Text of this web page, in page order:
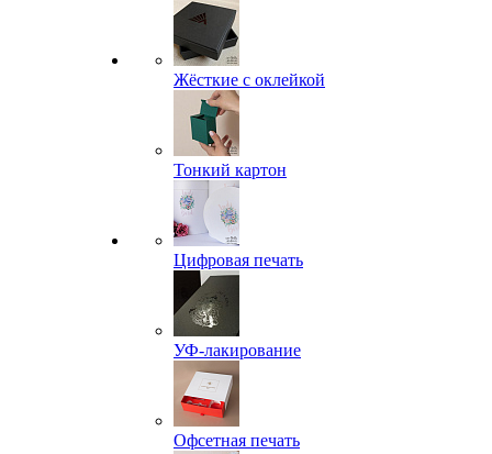
Жёсткие с оклейкой
Тонкий картон
Цифровая печать
УФ-лакирование
Офсетная печать